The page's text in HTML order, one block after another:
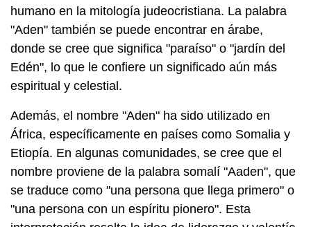
humano en la mitología judeocristiana. La palabra
"Aden" también se puede encontrar en árabe,
donde se cree que significa "paraíso" o "jardín del
Edén", lo que le confiere un significado aún más
espiritual y celestial.
Además, el nombre "Aden" ha sido utilizado en
África, específicamente en países como Somalia y
Etiopía. En algunas comunidades, se cree que el
nombre proviene de la palabra somalí "Aaden", que
se traduce como "una persona que llega primero" o
"una persona con un espíritu pionero". Esta